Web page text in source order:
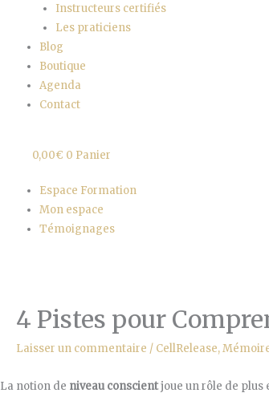
Instructeurs certifiés
Les praticiens
Blog
Boutique
Agenda
Contact
0,00€ 0 Panier
Espace Formation
Mon espace
Témoignages
4 Pistes pour
Laisser un commentaire / CellRelease,
La notion de niveau conscientjoue un rôle de plus